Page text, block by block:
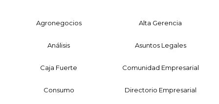
Agronegocios Alta Gerencia
Análisis Asuntos Legales
Caja Fuerte Comunidad Empresarial
Consumo Directorio Empresarial